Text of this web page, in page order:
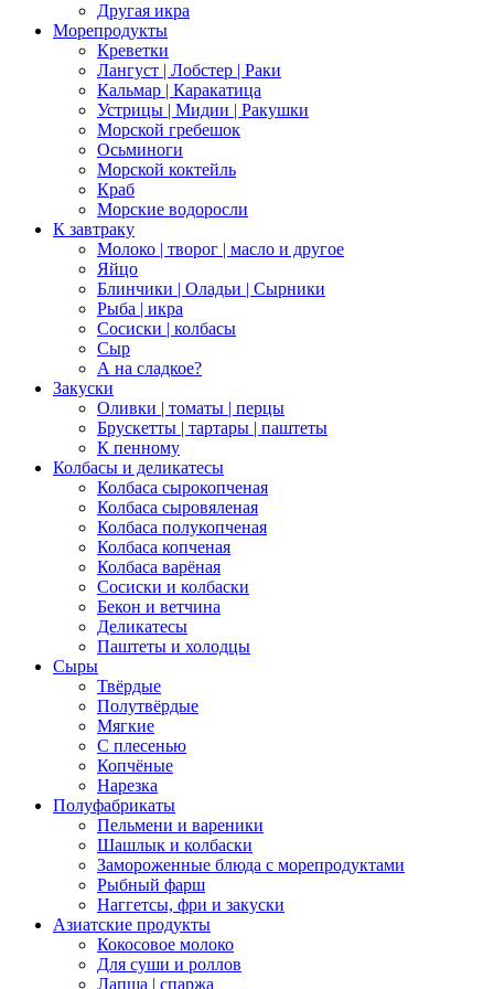
Другая икра
Морепродукты
Креветки
Лангуст | Лобстер | Раки
Кальмар | Каракатица
Устрицы | Мидии | Ракушки
Морской гребешок
Осьминоги
Морской коктейль
Краб
Морские водоросли
К завтраку
Молоко | творог | масло и другое
Яйцо
Блинчики | Оладьи | Сырники
Рыба | икра
Сосиски | колбасы
Сыр
А на сладкое?
Закуски
Оливки | томаты | перцы
Брускетты | тартары | паштеты
К пенному
Колбасы и деликатесы
Колбаса сырокопченая
Колбаса сыровяленая
Колбаса полукопченая
Колбаса копченая
Колбаса варёная
Сосиски и колбаски
Бекон и ветчина
Деликатесы
Паштеты и холодцы
Сыры
Твёрдые
Полутвёрдые
Мягкие
С плесенью
Копчёные
Нарезка
Полуфабрикаты
Пельмени и вареники
Шашлык и колбаски
Замороженные блюда с морепродуктами
Рыбный фарш
Наггетсы, фри и закуски
Азиатские продукты
Кокосовое молоко
Для суши и роллов
Лапша | спаржа